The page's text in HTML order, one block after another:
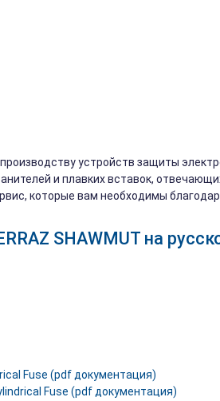
производству устройств защиты
и плавких вставок,
которые вам необходимы
SHAWMUT на
Fuse (pdf документация)
Fuse (pdf документация)